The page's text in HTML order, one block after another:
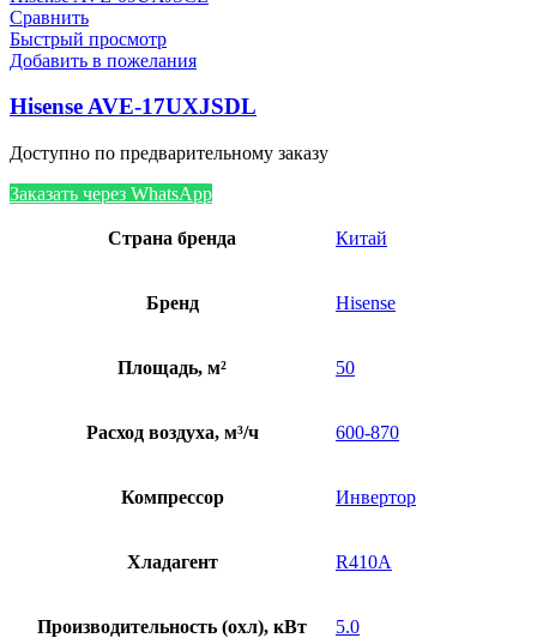
Сравнить
Быстрый просмотр
Добавить в пожелания
Hisense AVE-17UXJSDL
Доступно по предварительному заказу
Заказать через WhatsApp
Страна бренда Китай
Бренд Hisense
Площадь, м² 50
Расход воздуха, м³/ч 600-870
Компрессор Инвертор
Хладагент R410A
Производительность (охл), кВт 5.0